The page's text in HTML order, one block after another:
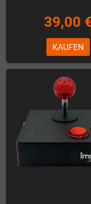
39,00
KAUFEN